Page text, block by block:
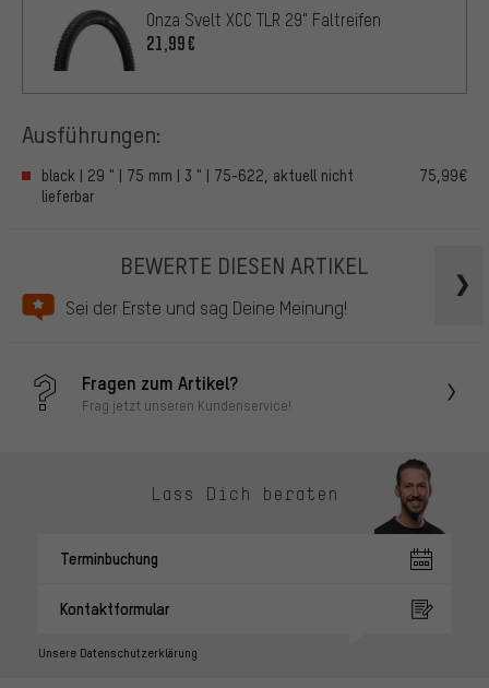
Onza Svelt XCC TLR 29" Faltreifen
21,99€
Ausführungen:
black | 29 " | 75 mm | 3 " | 75-622, aktuell nicht
lieferbar
75,99€
BEWERTE DIESEN ARTIKEL
Sei der Erste und sag Deine Meinung!
Fragen zum Artikel?
Frag jetzt unseren Kundenservice!
Lass Dich beraten
Terminbuchung
Kontaktformular
Unsere Datenschutzerklärung